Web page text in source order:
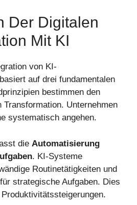
Der Digitalen
Mit KI
von KI-
auf drei fundamentalen
bestimmen den
Transformation. Unternehmen
systematisch angehen.
die Automatisierung
. KI-Systeme
Routinetätigkeiten und
strategische Aufgaben. Dies